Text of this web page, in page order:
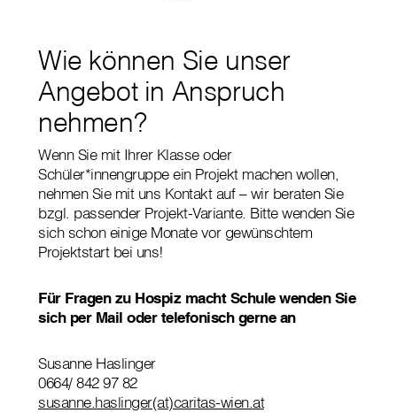
Wie können Sie unser
Angebot in Anspruch
nehmen?
Wenn Sie mit Ihrer Klasse oder
Schüler*innengruppe ein Projekt machen wollen,
nehmen Sie mit uns Kontakt auf – wir beraten Sie
bzgl. passender Projekt-Variante. Bitte wenden Sie
sich schon einige Monate vor gewünschtem
Projektstart bei uns!
Für Fragen zu Hospiz macht Schule wenden Sie
sich per Mail oder telefonisch gerne an
Susanne Haslinger
0664/ 842 97 82
susanne.haslinger(at)caritas-wien.at